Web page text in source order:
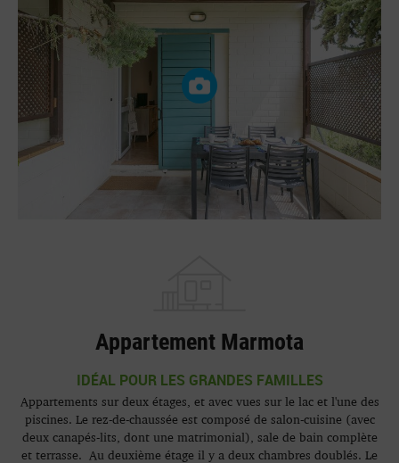
Appartement Marmota
IDÉAL POUR LES GRANDES FAMILLES
Appartements sur deux étages, et avec vues sur le lac et l'une des
piscines. Le rez-de-chaussée est composé de salon-cuisine (avec
deux canapés-lits, dont une matrimonial), sale de bain complète
et terrasse. Au deuxième étage il y a deux chambres doublés. Le